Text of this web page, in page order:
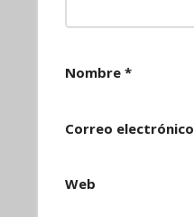
Nombre *
Correo electrónico
Web